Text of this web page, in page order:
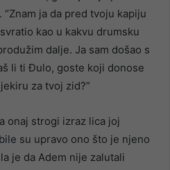
ja da pred tvoju kapiju
kao u kakvu drumsku
dalje. Ja sam došao s
li ti Đulo, goste koji donose
za tvoj zid?”
onaj strogi izraz lica joj
su upravo ono što je njeno
je da Adem nije zalutali